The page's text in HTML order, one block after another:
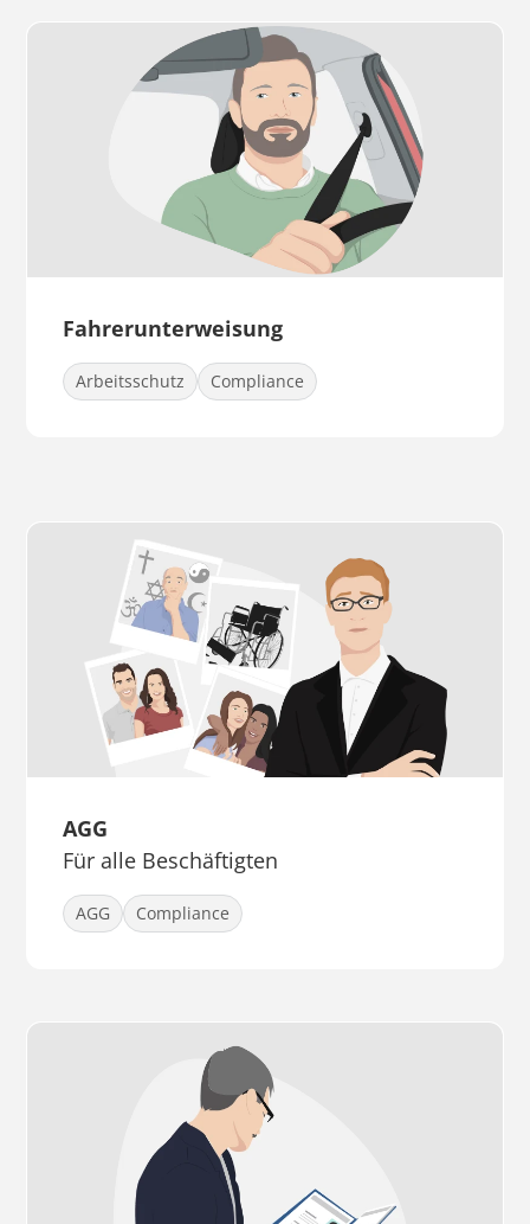
Fahrerunterweisung
Arbeitsschutz Compliance
AGG
Für alle Beschäftigten
AGG Compliance